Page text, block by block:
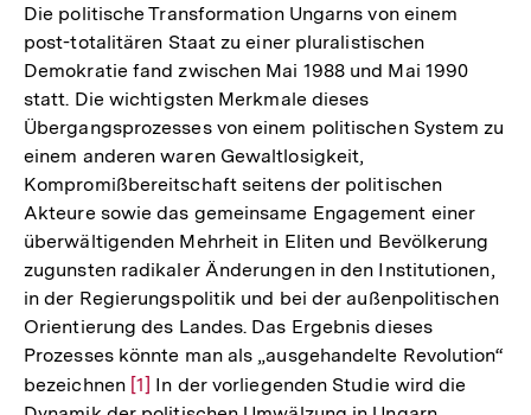
Die politische Transformation Ungarns von einem
post-totalitären Staat zu einer pluralistischen
Demokratie fand zwischen Mai 1988 und Mai 1990
statt. Die wichtigsten Merkmale dieses
Übergangsprozesses von einem politischen System zu
einem anderen waren Gewaltlosigkeit,
Kompromißbereitschaft seitens der politischen
Akteure sowie das gemeinsame Engagement einer
überwältigenden Mehrheit in Eliten und Bevölkerung
zugunsten radikaler Änderungen in den Institutionen,
in der Regierungspolitik und bei der außenpolitischen
Orientierung des Landes. Das Ergebnis dieses
Prozesses könnte man als „ausgehandelte Revolution“
bezeichnen Zur
[1] In der vorliegenden Studie wird die